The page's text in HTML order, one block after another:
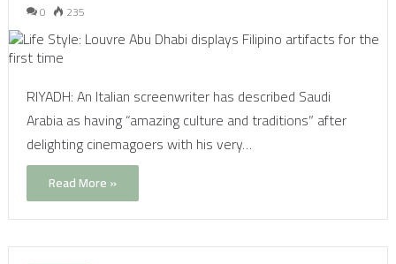
0 235
RIYADH: An Italian screenwriter has described Saudi
Arabia as having “amazing culture and traditions” after
delighting cinemagoers with his very…
Read More »